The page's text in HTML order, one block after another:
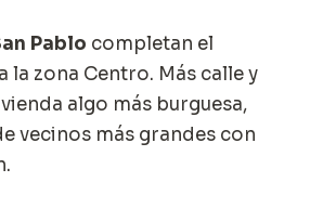
Pablo completan el
la zona Centro. Más calle y
algo más burguesa,
vecinos más grandes con